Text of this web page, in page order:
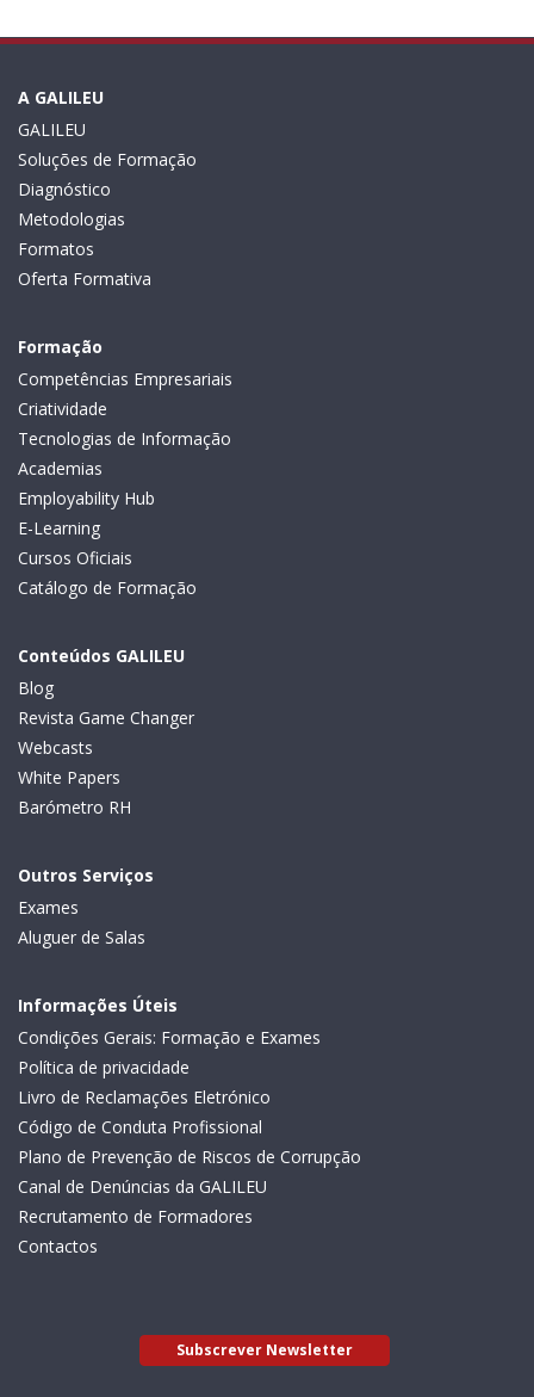
A GALILEU
GALILEU
Soluções de Formação
Diagnóstico
Metodologias
Formatos
Oferta Formativa
Formação
Competências Empresariais
Criatividade
Tecnologias de Informação
Academias
Employability Hub
E-Learning
Cursos Oficiais
Catálogo de Formação
Conteúdos GALILEU
Blog
Revista Game Changer
Webcasts
White Papers
Barómetro RH
Outros Serviços
Exames
Aluguer de Salas
Informações Úteis
Condições Gerais: Formação e Exames
Política de privacidade
Livro de Reclamações Eletrónico
Código de Conduta Profissional
Plano de Prevenção de Riscos de Corrupção
Canal de Denúncias da GALILEU
Recrutamento de Formadores
Contactos
Subscrever Newsletter